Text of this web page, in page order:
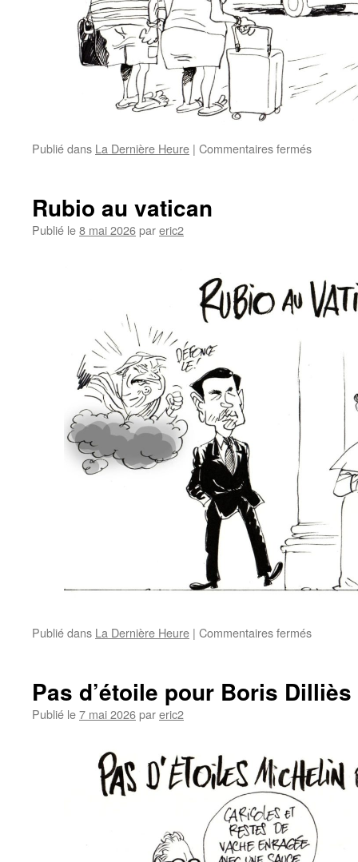
Publié dans La Dernière Heure | Commentaires fermés
Rubio au vatican
Publié le8 mai 2026pareric2
Publié dans La Dernière Heure | Commentaires fermés
Pas d’étoile pour Boris Dilliès
Publié le7 mai 2026pareric2